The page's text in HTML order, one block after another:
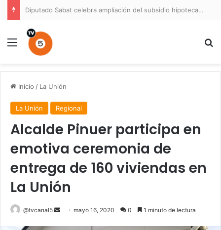
Diputado Sabat celebra ampliación del subsidio hipotecario con viviendas de hasta 6.000 UF
Menú
Inicio / La Unión
La Unión Regional
Alcalde Pinuer participa en
emotiva ceremonia de
entrega de 160 viviendas en
La Unión
@tvcanal5
Send mayo 16, 2020 0 1 minuto de lectura